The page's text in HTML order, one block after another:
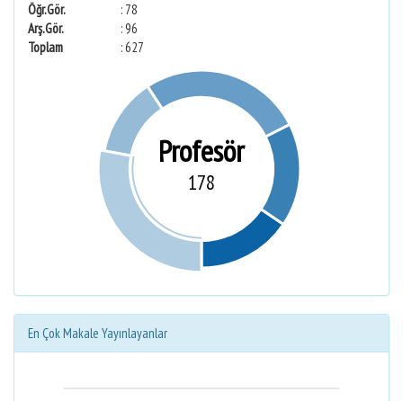
Öğr.Gör.
: 78
Arş.Gör.
: 96
Toplam
: 627
Profesör
178
En Çok Makale Yayınlayanlar